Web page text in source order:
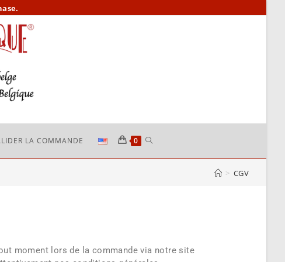
LA COMMANDE 0
> CGV
moment lors de la commande via notre site